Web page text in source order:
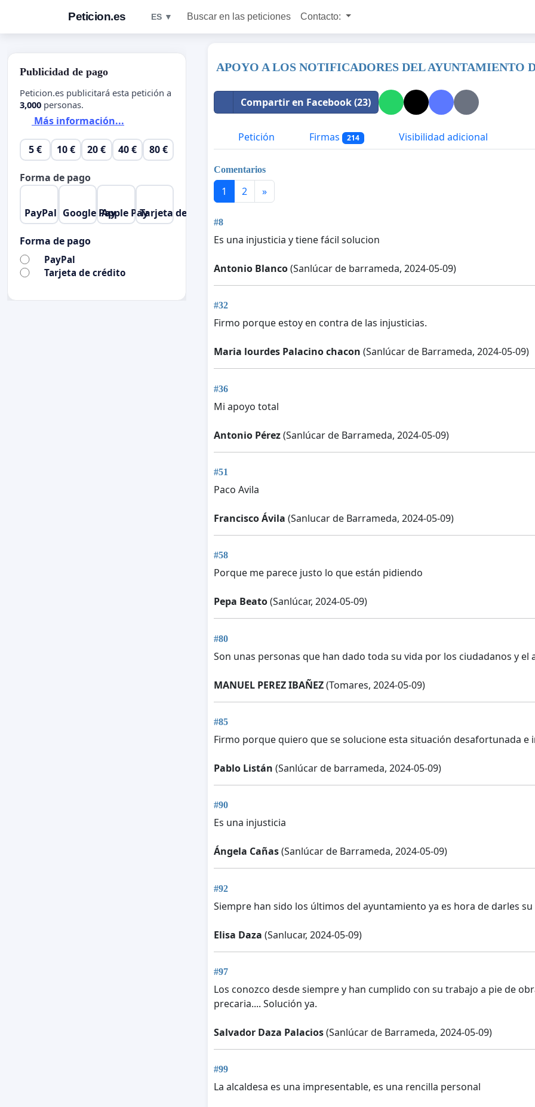
Peticion.es ES ▼ Buscar en las peticiones Contacto:
APOYO A LOS NOTIFICADORES DEL AYUNTAMIENTO
Compartir en Facebook (23)
Petición Firmas 214 Visibilidad adicional
Comentarios
1 2 »
#8
Es una injusticia y tiene fácil solucion
Antonio Blanco(Sanlúcar de barrameda, 2024-05-09)
#32
Firmo porque estoy en contra de las injusticias.
Maria lourdes Palacino chacon (Sanlúcar de Barrameda, 2024-05-09)
#36
Mi apoyo total
Antonio Pérez(Sanlúcar de Barrameda, 2024-05-09)
#51
Paco Avila
Francisco Ávila (Sanlucar de Barrameda, 2024-05-09)
#58
Porque me parece justo lo que están pidiendo
Pepa Beato(Sanlúcar, 2024-05-09)
#80
Son unas personas que han dado toda su vida por los ciudadanos y el
MANUEL PEREZ IBAÑEZ(Tomares, 2024-05-09)
#85
Firmo porque quiero que se solucione esta situación desafortunada e
Pablo Listán (Sanlúcar de barrameda, 2024-05-09)
#90
Es una injusticia
Ángela Cañas(Sanlúcar de Barrameda, 2024-05-09)
#92
Siempre han sido los últimos del ayuntamiento ya es hora de darles su
Elisa Daza (Sanlucar, 2024-05-09)
#97
Los conozco desde siempre y han cumplido con su trabajo a pie de
precaria.... Solución ya.
Salvador Daza Palacios(Sanlúcar de Barrameda, 2024-05-09)
#99
La alcaldesa es una impresentable, es una rencilla personal
Publicidad de pago
Peticion.es publicitará esta petición a
3,000 personas.
Más información...
5 € 10 € 20 € 40 € 80 €
Forma de pago
PayPal Google PayApple PayTarjeta de crédito
Forma de pago
PayPal
Tarjeta de crédito